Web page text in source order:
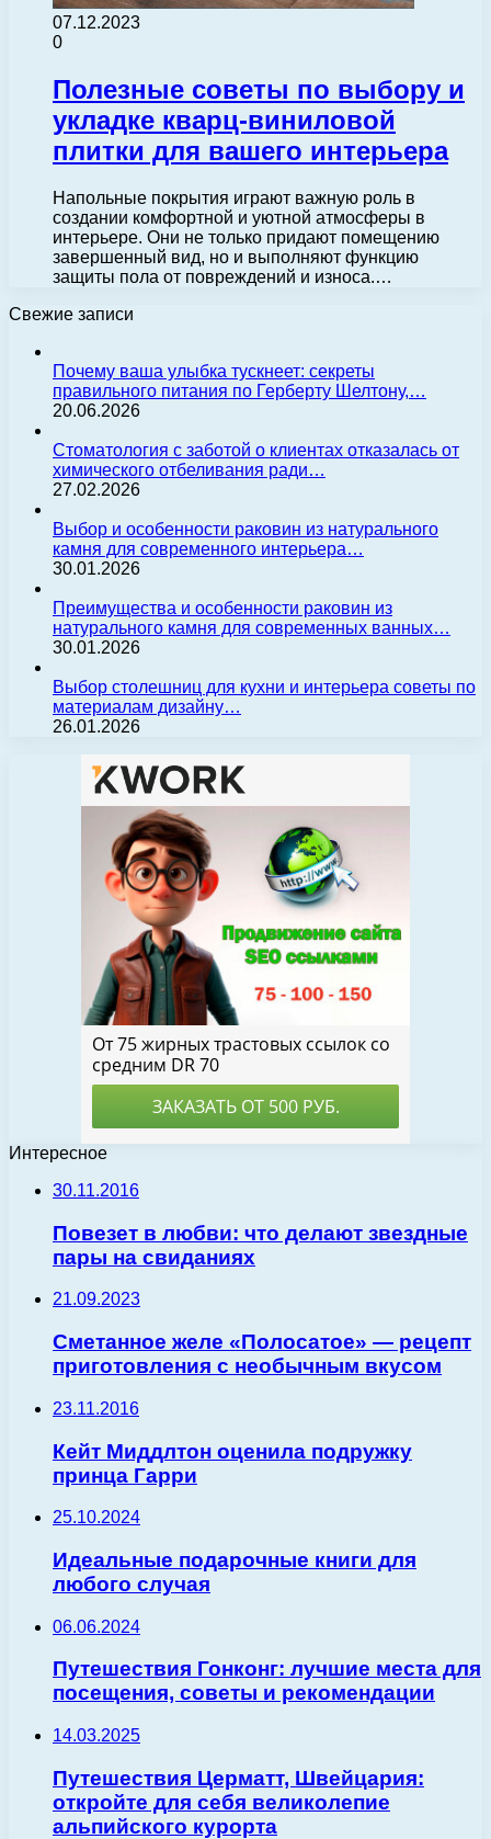
07.12.2023
0
Полезные советы по выбору и
укладке кварц-виниловой
плитки для вашего интерьера
Напольные покрытия играют важную роль в
создании комфортной и уютной атмосферы в
интерьере. Они не только придают помещению
завершенный вид, но и выполняют функцию
защиты пола от повреждений и износа.…
Свежие записи
Почему ваша улыбка тускнеет: секреты
правильного питания по Герберту Шелтону,…
20.06.2026
Стоматология с заботой о клиентах отказалась от
химического отбеливания ради…
27.02.2026
Выбор и особенности раковин из натурального
камня для современного интерьера…
30.01.2026
Преимущества и особенности раковин из
натурального камня для современных ванных…
30.01.2026
Выбор столешниц для кухни и интерьера советы по
материалам дизайну…
26.01.2026
Интересное
30.11.2016
Повезет в любви: что делают звездные
пары на свиданиях
21.09.2023
Сметанное желе «Полосатое» — рецепт
приготовления с необычным вкусом
23.11.2016
Кейт Миддлтон оценила подружку
принца Гарри
25.10.2024
Идеальные подарочные книги для
любого случая
06.06.2024
Путешествия Гонконг: лучшие места для
посещения, советы и рекомендации
14.03.2025
Путешествия Церматт, Швейцария:
откройте для себя великолепие
альпийского курорта